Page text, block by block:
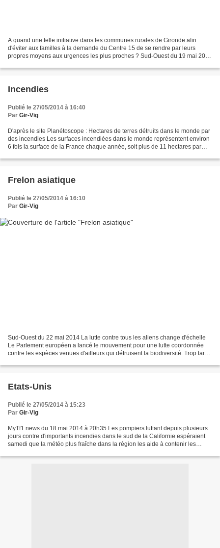
A quand une telle initiative dans les communes rurales de Gironde afin
d'éviter aux familles à la demande du Centre 15 de se rendre par leurs
propres moyens aux urgences les plus proches ? Sud-Ouest du 19 mai 2014
Incendies
Publié le 27/05/2014 à 16:40
Par Gir-Vig
D'après le site Planétoscope : Hectares de terres détruits dans le monde par
des incendies Les surfaces incendiées dans le monde représentent environ
6 fois la surface de la France chaque année, soit plus de 11 hectares par
Frelon asiatique
Publié le 27/05/2014 à 16:10
Par Gir-Vig
Sud-Ouest du 22 mai 2014 La lutte contre tous les aliens change d'échelle
Le Parlement européen a lancé le mouvement pour une lutte coordonnée
contre les espèces venues d'ailleurs qui détruisent la biodiversité. Trop tard
Etats-Unis
Publié le 27/05/2014 à 15:23
Par Gir-Vig
MyTf1 news du 18 mai 2014 à 20h35 Les pompiers luttant depuis plusieurs
jours contre d'importants incendies dans le sud de la Californie espéraient
samedi que la météo plus fraîche dans la région les aide à contenir les